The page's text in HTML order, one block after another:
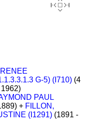
G-5) (I710) (4
PAUL
+ FILLON,
(I1291) (1891 -